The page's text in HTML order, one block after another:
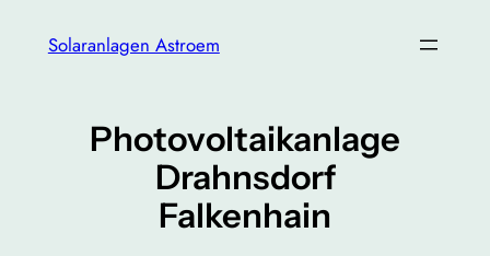
InhaltSolaranlagen Astroem
Photovoltaikanlage
Drahnsdorf
Falkenhain